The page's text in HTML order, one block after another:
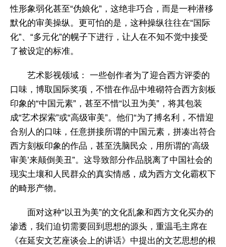
性形象弱化甚至“伪娘化”，这绝非巧合，而是一种潜移
默化的审美操纵。更可怕的是，这种操纵往往在“国际
化”、“多元化”的幌子下进行，让人在不知不觉中接受
了被设定的标准。
艺术影视领域： 一些创作者为了迎合西方评委的
口味，博取国际奖项，不惜在作品中堆砌符合西方刻板
印象的“中国元素”，甚至不惜“以丑为美”，将其包装
成“艺术探索”或“高级审美”。他们“为了搏名利，不惜迎
合别人的口味，任意拼接所谓的中国元素，拼凑出符合
西方刻板印象的作品，甚至洗脑民众，用所谓的‘高级
审美’来颠倒美丑”。这导致部分作品脱离了中国社会的
现实土壤和人民群众的真实情感，成为西方文化霸权下
的畸形产物。
面对这种“以丑为美”的文化乱象和西方文化买办的
渗透，我们迫切需要回到思想的源头，重温毛主席在
《在延安文艺座谈会上的讲话》中提出的文艺思想的根